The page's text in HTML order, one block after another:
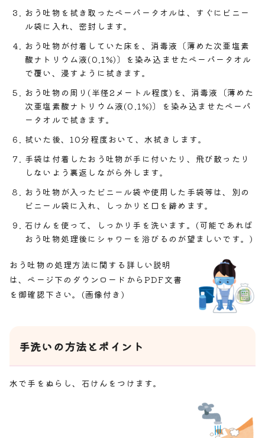
おう吐物を拭き取ったペーパータオルは、すぐにビニー
ル袋に入れ、密封します。
おう吐物が付着していた床を、消毒液〔薄めた次亜塩素
酸ナトリウム液(0.1%)〕を染み込ませたペーパータオル
で覆い、浸すように拭きます。
おう吐物の周り(半径2メートル程度)を、消毒液〔薄めた
次亜塩素酸ナトリウム液(0.1%)〕を染み込ませたペーパ
ータオルで拭きます。
拭いた後、10分程度おいて、水拭きします。
手袋は付着したおう吐物が手に付いたり、飛び散ったり
しないよう裏返しながら外します。
おう吐物が入ったビニール袋や使用した手袋等は、別の
ビニール袋に入れ、しっかりと口を締めます。
石けんを使って、しっかり手を洗います。(可能であれば
おう吐物処理後にシャワーを浴びるのが望ましいです。)
おう吐物の処理方法に関する詳しい説明
は、ページ下のダウンロードからPDF文書
を御確認下さい。(画像付き)
手洗いの方法とポイント
水で手をぬらし、石けんをつけます。